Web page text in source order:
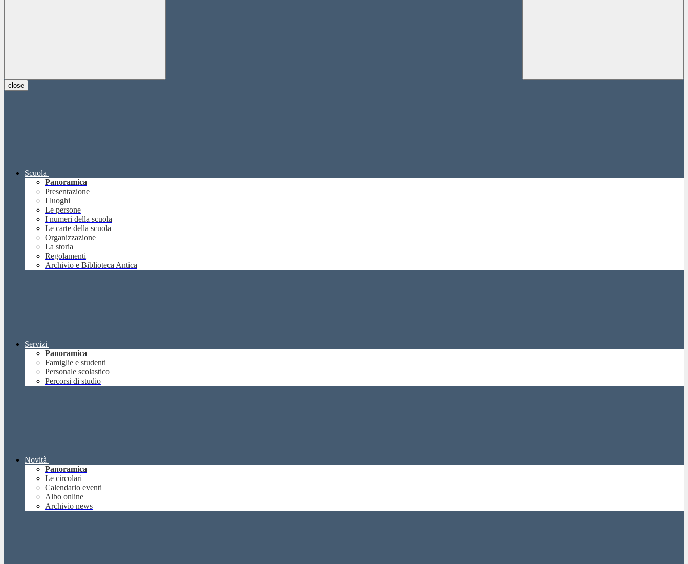
close
Scuola
Panoramica
Presentazione
I luoghi
Le persone
I numeri della scuola
Le carte della scuola
Organizzazione
La storia
Regolamenti
Archivio e Biblioteca Antica
Servizi
Panoramica
Famiglie e studenti
Personale scolastico
Percorsi di studio
Novità
Panoramica
Le circolari
Calendario eventi
Albo online
Archivio news